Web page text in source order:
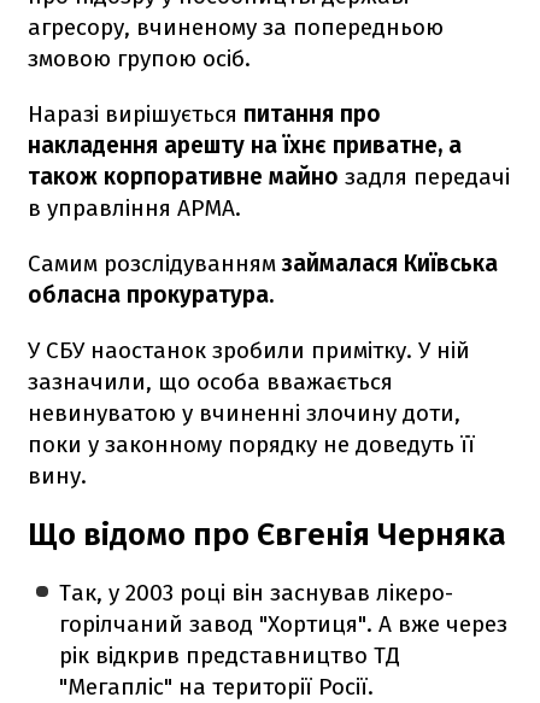
агресору, вчиненому за попередньою
змовою групою осіб.
Наразі вирішується питання про
накладення арешту на їхнє приватне, а
також корпоративне майно задля передачі
в управління АРМА.
Самим розслідуваннямзаймалася Київська
обласна прокуратура.
У СБУ наостанок зробили примітку. У ній
зазначили, що особа вважається
невинуватою у вчиненні злочину доти,
поки у законному порядку не доведуть її
вину.
Що відомо про Євгенія Черняка
Так, у 2003 році він заснував лікеро-
горілчаний завод "Хортиця". А вже через
рік відкрив представництво ТД
"Мегапліс" на території Росії.